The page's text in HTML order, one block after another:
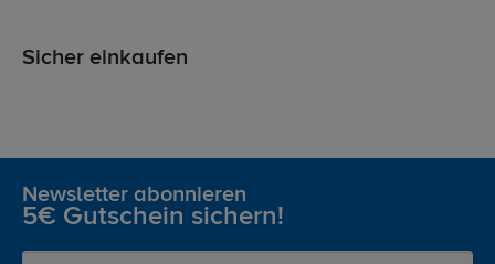
Sicher einkaufen
Newsletter abonnieren
5€ Gutschein sichern!